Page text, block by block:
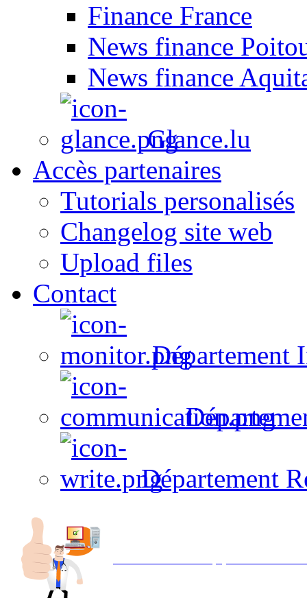
Finance France
News finance
News finance
Glance.lu
Accès partenaires
Tutorials personalisés
Changelog site web
Upload files
Contact
Département
Département